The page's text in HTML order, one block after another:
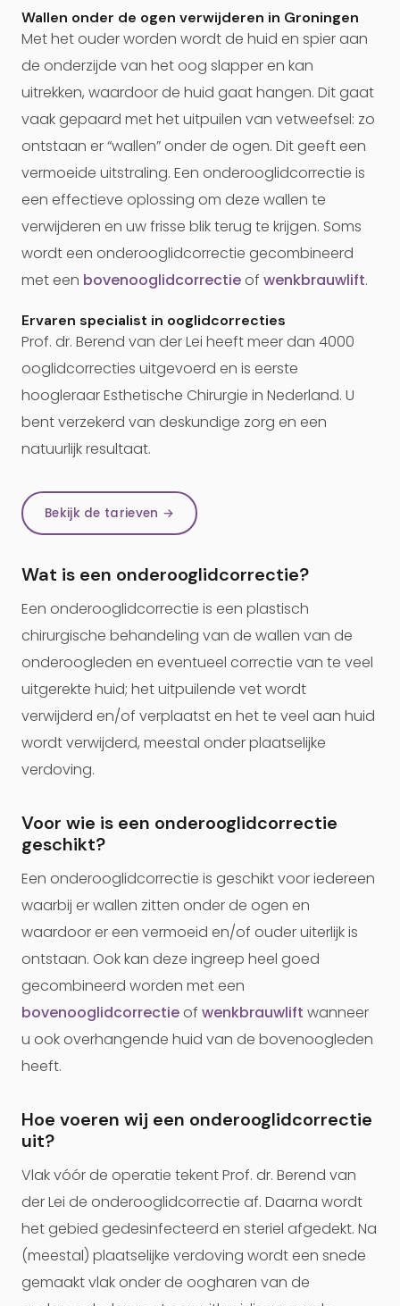
Wallen onder de ogen verwijderen in Groningen
Met het ouder worden wordt de huid en spier aan
de onderzijde van het oog slapper en kan
uitrekken, waardoor de huid gaat hangen. Dit gaat
vaak gepaard met het uitpuilen van vetweefsel: zo
ontstaan er “wallen” onder de ogen. Dit geeft een
vermoeide uitstraling. Een onderooglidcorrectie is
een effectieve oplossing om deze wallen te
verwijderen en uw frisse blik terug te krijgen. Soms
wordt een onderooglidcorrectie gecombineerd
met een bovenooglidcorrectieof wenkbrauwlift.
Ervaren specialist in ooglidcorrecties
Prof. dr. Berend van der Lei heeft meer dan 4000
ooglidcorrecties uitgevoerd en is eerste
hoogleraar Esthetische Chirurgie in Nederland. U
bent verzekerd van deskundige zorg en een
natuurlijk resultaat.
Bekijk de tarieven →
Wat is een onderooglidcorrectie?
Een onderooglidcorrectie is een plastisch
chirurgische behandeling van de wallen van de
onderoogleden en eventueel correctie van te veel
uitgerekte huid; het uitpuilende vet wordt
verwijderd en/of verplaatst en het te veel aan huid
wordt verwijderd, meestal onder plaatselijke
verdoving.
Voor wie is een onderooglidcorrectie
geschikt?
Een onderooglidcorrectie is geschikt voor iedereen
waarbij er wallen zitten onder de ogen en
waardoor er een vermoeid en/of ouder uiterlijk is
ontstaan. Ook kan deze ingreep heel goed
gecombineerd worden met een
bovenooglidcorrectieof wenkbrauwlift wanneer
u ook overhangende huid van de bovenoogleden
heeft.
Hoe voeren wij een onderooglidcorrectie
uit?
Vlak vóór de operatie tekent Prof. dr. Berend van
der Lei de onderooglidcorrectie af. Daarna wordt
het gebied gedesinfecteerd en steriel afgedekt. Na
(meestal) plaatselijke verdoving wordt een snede
gemaakt vlak onder de oogharen van de